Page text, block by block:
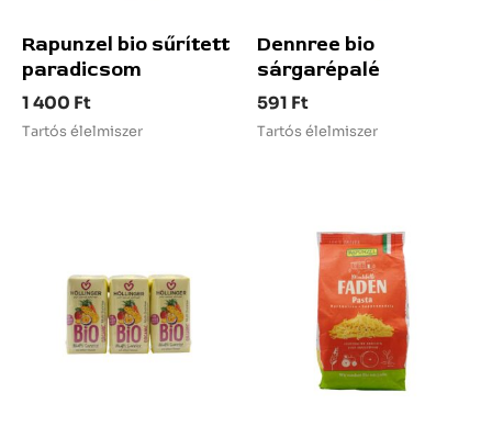
Rapunzel bio sűrített
paradicsom
1 400 Ft
Tartós élelmiszer
Dennree bio
sárgarépalé
591 Ft
Tartós élelmiszer